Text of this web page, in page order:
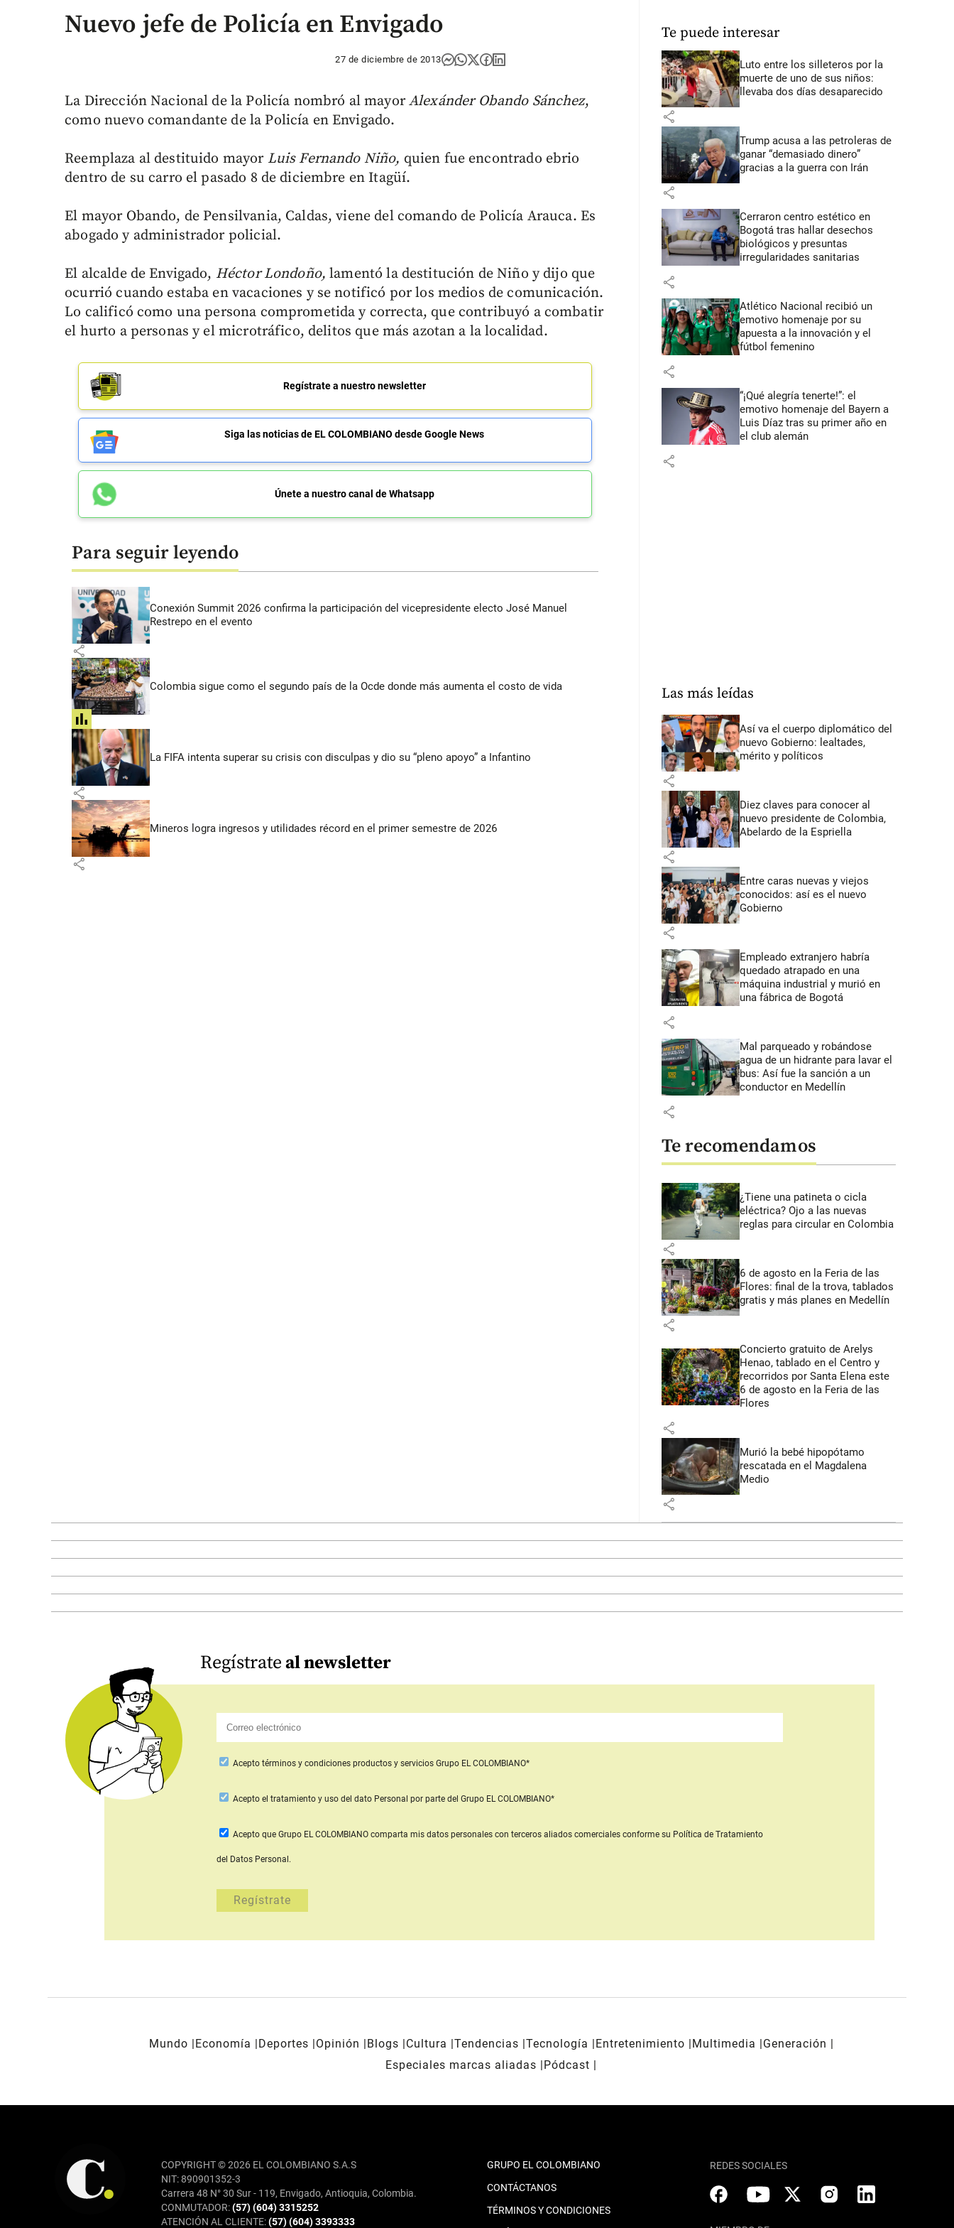
Nuevo jefe de Policía en Envigado
27 de diciembre de 2013
La Dirección Nacional de la Policía nombró al mayorAlexánder Obando Sánchez,
como nuevo comandante de la Policía en Envigado.
Reemplaza al destituido mayor Luis Fernando Niño, quien fue encontrado ebrio
dentro de su carro el pasado 8 de diciembre en Itagüí.
El mayor Obando, de Pensilvania, Caldas, viene del comando de Policía Arauca. Es
abogado y administrador policial.
El alcalde de Envigado, Héctor Londoño, lamentó la destitución de Niño y dijo que
ocurrió cuando estaba en vacaciones y se notificó por los medios de comunicación.
Lo calificó como una persona comprometida y correcta, que contribuyó a combatir
el hurto a personas y el microtráfico, delitos que más azotan a la localidad.
Regístrate a nuestro newsletter
Siga las noticias de EL COLOMBIANO desde Google News
Únete a nuestro canal de Whatsapp
Para seguir leyendo
Conexión Summit 2026 confirma la participación del vicepresidente electo José Manuel
Restrepo en el evento
share
Colombia sigue como el segundo país de la Ocde donde más aumenta el costo de vida
share
La FIFA intenta superar su crisis con disculpas y dio su “pleno apoyo” a Infantino
share
Mineros logra ingresos y utilidades récord en el primer semestre de 2026
share
Te puede interesar
Luto entre los silleteros por la
muerte de uno de sus niños:
llevaba dos días desaparecido
share
Trump acusa a las petroleras de
ganar “demasiado dinero”
gracias a la guerra con Irán
share
Cerraron centro estético en
Bogotá tras hallar desechos
biológicos y presuntas
irregularidades sanitarias
share
Atlético Nacional recibió un
emotivo homenaje por su
apuesta a la innovación y el
fútbol femenino
share
“¡Qué alegría tenerte!”: el
emotivo homenaje del Bayern a
Luis Díaz tras su primer año en
el club alemán
share
Las más leídas
Así va el cuerpo diplomático del
nuevo Gobierno: lealtades,
mérito y políticos
share
Diez claves para conocer al
nuevo presidente de Colombia,
Abelardo de la Espriella
share
Entre caras nuevas y viejos
conocidos: así es el nuevo
Gobierno
share
Empleado extranjero habría
quedado atrapado en una
máquina industrial y murió en
una fábrica de Bogotá
share
Mal parqueado y robándose
agua de un hidrante para lavar el
bus: Así fue la sanción a un
conductor en Medellín
share
Te recomendamos
¿Tiene una patineta o cicla
eléctrica? Ojo a las nuevas
reglas para circular en Colombia
share
6 de agosto en la Feria de las
Flores: final de la trova, tablados
gratis y más planes en Medellín
share
Concierto gratuito de Arelys
Henao, tablado en el Centro y
recorridos por Santa Elena este
6 de agosto en la Feria de las
Flores
share
Murió la bebé hipopótamo
rescatada en el Magdalena
Medio
share
Regístrateal newsletter
Acepto términos y condiciones productos y servicios Grupo EL COLOMBIANO*
Aceptoel tratamiento y uso del dato Personal por parte del Grupo EL COLOMBIANO*
Acepto que Grupo EL COLOMBIANO comparta mis datos personales con terceros aliados comercialesconforme su Política de Tratamiento
del Datos Personal.
Mundo Economía Deportes Opinión Blogs Cultura Tendencias Tecnología Entretenimiento Multimedia
Generación
Especiales marcas aliadas
Pódcast
COPYRIGHT © 2026 EL COLOMBIANO S.A.S
NIT: 890901352-3
Carrera 48 N° 30 Sur - 119, Envigado, Antioquia, Colombia.
CONMUTADOR:(57) (604) 3315252
ATENCIÓN AL CLIENTE:(57) (604) 3393333
GRUPO EL COLOMBIANO
CONTÁCTANOS
TÉRMINOS Y CONDICIONES
REDES SOCIALES